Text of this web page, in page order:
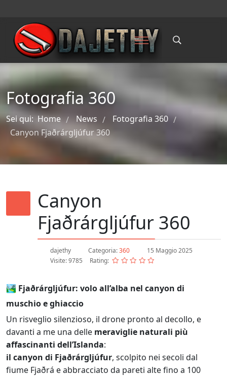
Fotografia 360
Sei qui: Home / News / Fotografia 360 /
Canyon Fjaðrárgljúfur 360
Canyon
Fjaðrárgljúfur 360
dajethy Categoria:360
15 Maggio 2025
Visite: 9785
Rating:
🏞️ Fjaðrárgljúfur: volo all’alba nel canyon di
muschio e ghiaccio
Un risveglio silenzioso, il drone pronto al decollo, e
davanti a me una delle meraviglie naturali più
affascinanti dell’Islanda:
il canyon di Fjaðrárgljúfur, scolpito nei secoli dal
fiume Fjaðrá e abbracciato da pareti alte fino a 100